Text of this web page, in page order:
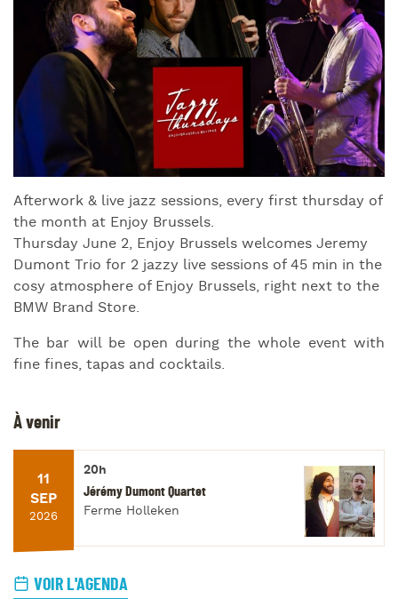
Afterwork & live jazz sessions, every first thursday of
the month at Enjoy Brussels.
Thursday June 2, Enjoy Brussels welcomes Jeremy
Dumont Trio for 2 jazzy live sessions of 45 min in the
cosy atmosphere of Enjoy Brussels, right next to the
BMW Brand Store.
The bar will be open during the whole event with
fine fines, tapas and cocktails.
À venir
11
SEP
2026
20h
Jérémy Dumont Quartet
Ferme Holleken
VOIR L'AGENDA